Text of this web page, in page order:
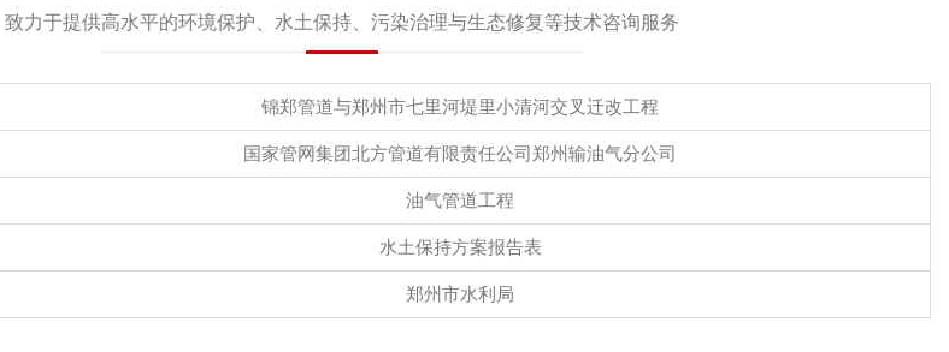
致力于提供高水平的环境保护、水土保持、污染治理与生态修复等技术咨询服务
锦郑管道与郑州市七里河堤里小清河交叉迁改工程
国家管网集团北方管道有限责任公司郑州输油气分公司
油气管道工程
水土保持方案报告表
郑州市水利局